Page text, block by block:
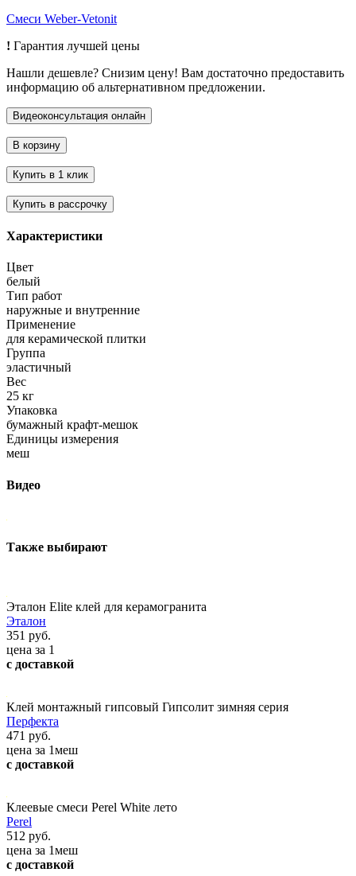
Смеси Weber-Vetonit
! Гарантия лучшей цены
Нашли дешевле? Снизим цену! Вам достаточно предоставить
информацию об альтернативном предложении.
Характеристики
Цвет
белый
Тип работ
наружные и внутренние
Применение
для керамической плитки
Группа
эластичный
Вес
25 кг
Упаковка
бумажный крафт-мешок
Единицы измерения
меш
Видео
Также выбирают
Эталон Elite клей для керамогранита
Эталон
351 руб.
цена за 1
с доставкой
Клей монтажный гипсовый Гипсолит зимняя серия
Перфекта
471 руб.
цена за 1меш
с доставкой
Клеевые смеси Perel White лето
Perel
512 руб.
цена за 1меш
с доставкой